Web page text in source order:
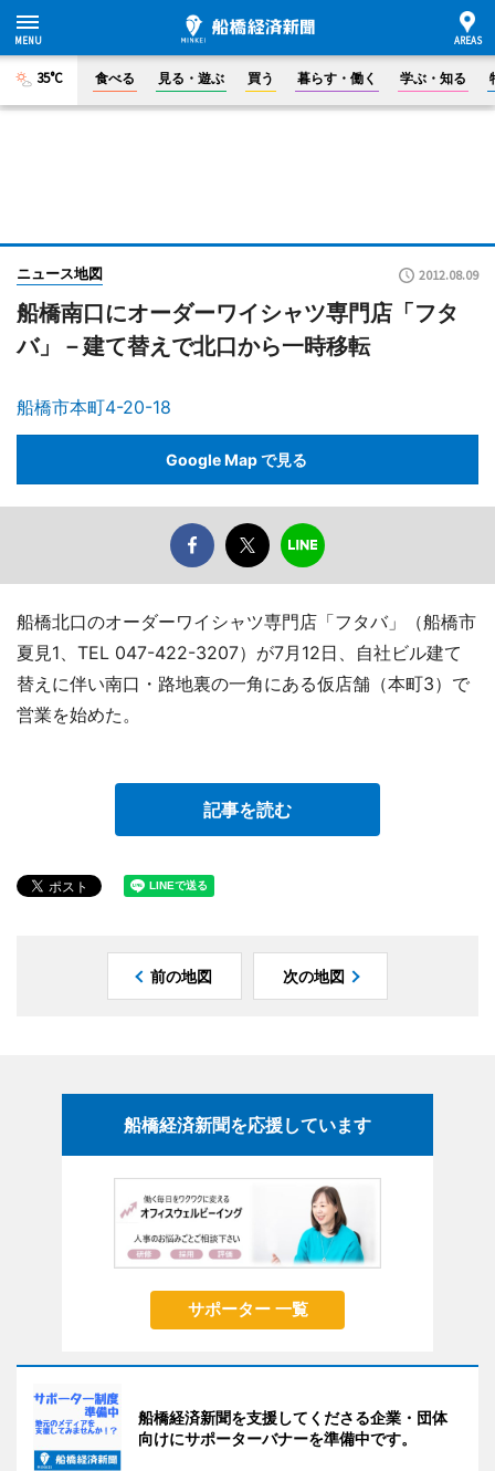
35°C 食べる 見る・遊ぶ 買う 暮らす・働く 学ぶ・知る
ニュース地図 2012.08.09
船橋南口にオーダーワイシャツ専門店「フタ
バ」－建て替えで北口から一時移転
船橋市本町4-20-18
Google Map で見る
船橋北口のオーダーワイシャツ専門店「フタバ」（船橋市
夏見1、TEL 047-422-3207）が7月12日、自社ビル建て
替えに伴い南口・路地裏の一角にある仮店舗（本町3）で
営業を始めた。
記事を読む
前の地図 次の地図
船橋経済新聞を応援しています
サポーター 一覧
船橋経済新聞を支援してくださる企業・団体
向けにサポーターバナーを準備中です。